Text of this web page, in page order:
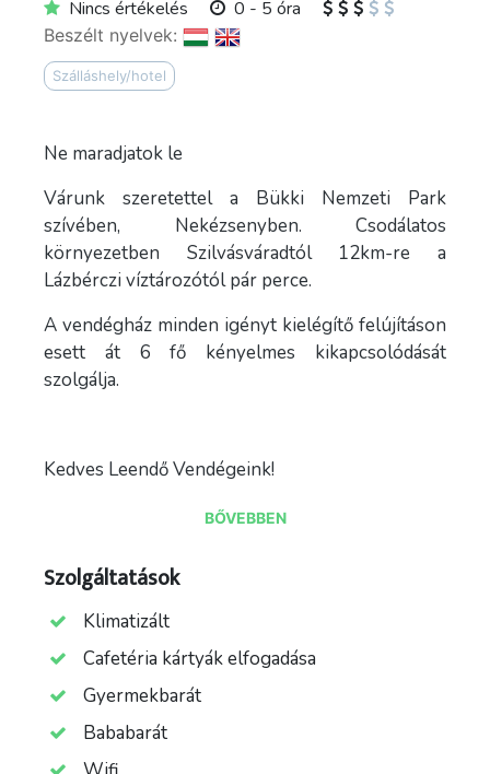
Nincs értékelés 0 - 5 óra
Beszélt nyelvek:
Szálláshely/hotel
Ne maradjatok le
Várunk szeretettel a Bükki Nemzeti Park
szívében, Nekézsenyben. Csodálatos
környezetben Szilvásváradtól 12km-re a
Lázbérczi víztározótól pár perce.
A vendégház minden igényt kielégítő felújításon
esett át 6 fő kényelmes kikapcsolódását
szolgálja.
Kedves Leendő Vendégeink!
Engedjétek meg, hogy bemutassuk Nektek
hagyományos értékek találkoznak a modern
kényelmi elvárásokkal.
Nekézseny községben található. A települést
körbe ölelik a hegyek, turisztikailag kiváló
helyen helyszkedik el. Eger, Egerszalók,
BŐVEBBEN
Szolgáltatások
Klimatizált
Cafetéria kártyák elfogadása
Gyermekbarát
Bababarát